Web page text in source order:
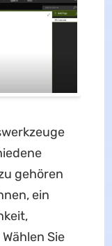
gehören
ein
Sie